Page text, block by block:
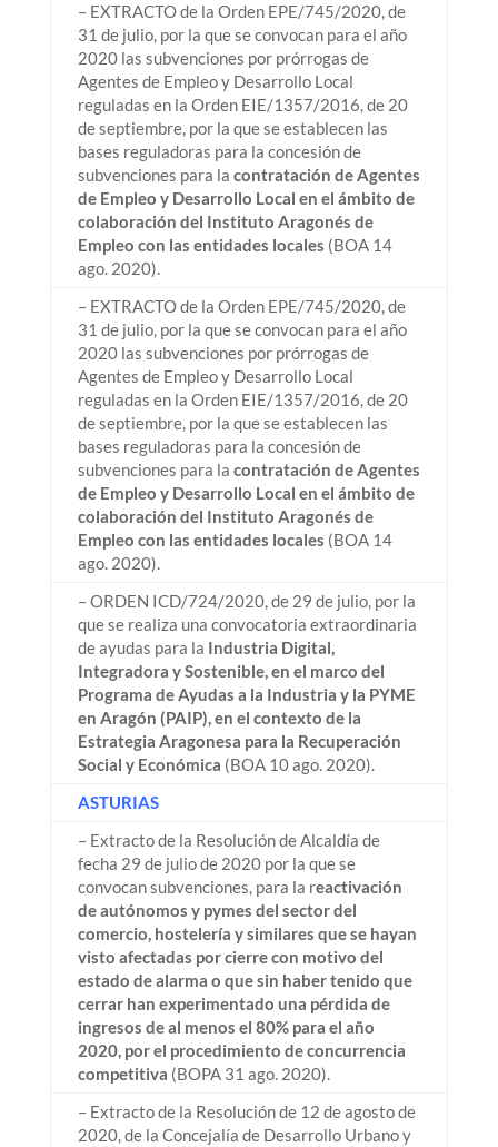
– EXTRACTO de la Orden EPE/745/2020, de
31 de julio, por la que se convocan para el año
2020 las subvenciones por prórrogas de
Agentes de Empleo y Desarrollo Local
reguladas en la Orden EIE/1357/2016, de 20
de septiembre, por la que se establecen las
bases reguladoras para la concesión de
subvenciones para la contratación de Agentes
de Empleo y Desarrollo Local en el ámbito de
colaboración del Instituto Aragonés de
Empleo con las entidades locales (BOA 14
ago. 2020).
– EXTRACTO de la Orden EPE/745/2020, de
31 de julio, por la que se convocan para el año
2020 las subvenciones por prórrogas de
Agentes de Empleo y Desarrollo Local
reguladas en la Orden EIE/1357/2016, de 20
de septiembre, por la que se establecen las
bases reguladoras para la concesión de
subvenciones para la contratación de Agentes
de Empleo y Desarrollo Local en el ámbito de
colaboración del Instituto Aragonés de
Empleo con las entidades locales (BOA 14
ago. 2020).
– ORDEN ICD/724/2020, de 29 de julio, por la
que se realiza una convocatoria extraordinaria
de ayudas para la Industria Digital,
Integradora y Sostenible, en el marco del
Programa de Ayudas a la Industria y la PYME
en Aragón (PAIP), en el contexto de la
Estrategia Aragonesa para la Recuperación
Social y Económica (BOA 10 ago. 2020).
ASTURIAS
– Extracto de la Resolución de Alcaldía de
fecha 29 de julio de 2020 por la que se
convocan subvenciones, para la reactivación
de autónomos y pymes del sector del
comercio, hostelería y similares que se hayan
visto afectadas por cierre con motivo del
estado de alarma o que sin haber tenido que
cerrar han experimentado una pérdida de
ingresos de al menos el 80% para el año
2020, por el procedimiento de concurrencia
competitiva (BOPA 31 ago. 2020).
– Extracto de la Resolución de 12 de agosto de
2020, de la Concejalía de Desarrollo Urbano y